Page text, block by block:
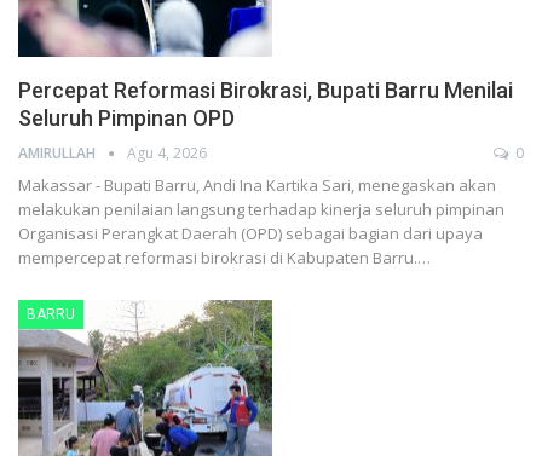
Percepat Reformasi Birokrasi, Bupati Barru Menilai
Seluruh Pimpinan OPD
AMIRULLAH Agu 4, 2026 0
Makassar - Bupati Barru, Andi Ina Kartika Sari, menegaskan akan
melakukan penilaian langsung terhadap kinerja seluruh pimpinan
Organisasi Perangkat Daerah (OPD) sebagai bagian dari upaya
mempercepat reformasi birokrasi di Kabupaten Barru.…
BARRU